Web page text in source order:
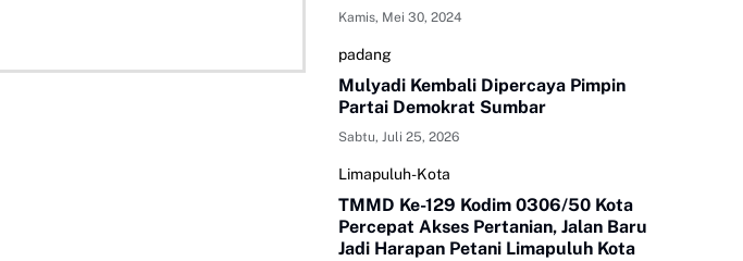
Kamis, Mei 30, 2024
padang
Mulyadi Kembali Dipercaya Pimpin
Partai Demokrat Sumbar
Sabtu, Juli 25, 2026
Limapuluh-Kota
TMMD Ke-129 Kodim 0306/50 Kota
Percepat Akses Pertanian, Jalan Baru
Jadi Harapan Petani Limapuluh Kota